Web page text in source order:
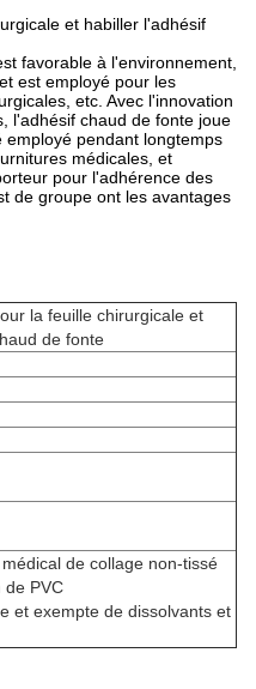
et habiller l'adhésif
favorable à l'environnement,
est employé pour les
etc. Avec l'innovation
l'adhésif chaud de fonte joue
pendant longtemps
médicales, et
pour l'adhérence des
de groupe ont les avantages
la feuille chirurgicale et
de fonte
de collage non-tissé
de PVC
et exempte de dissolvants et